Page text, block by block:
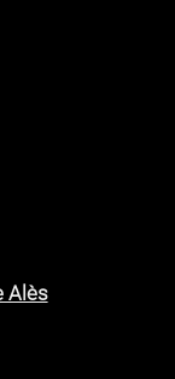
Alès